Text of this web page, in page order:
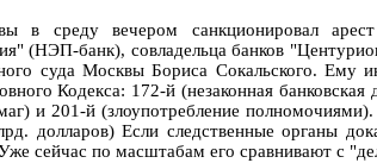
в среду вечером санкционировал
(НЭП-банк), совладельца банков
суда Москвы Бориса Сокальского. Ему
Кодекса: 172-й (незаконная
и 201-й (злоупотребление
долларов) Если следственные органы
сейчас по масштабам его сравнивают с